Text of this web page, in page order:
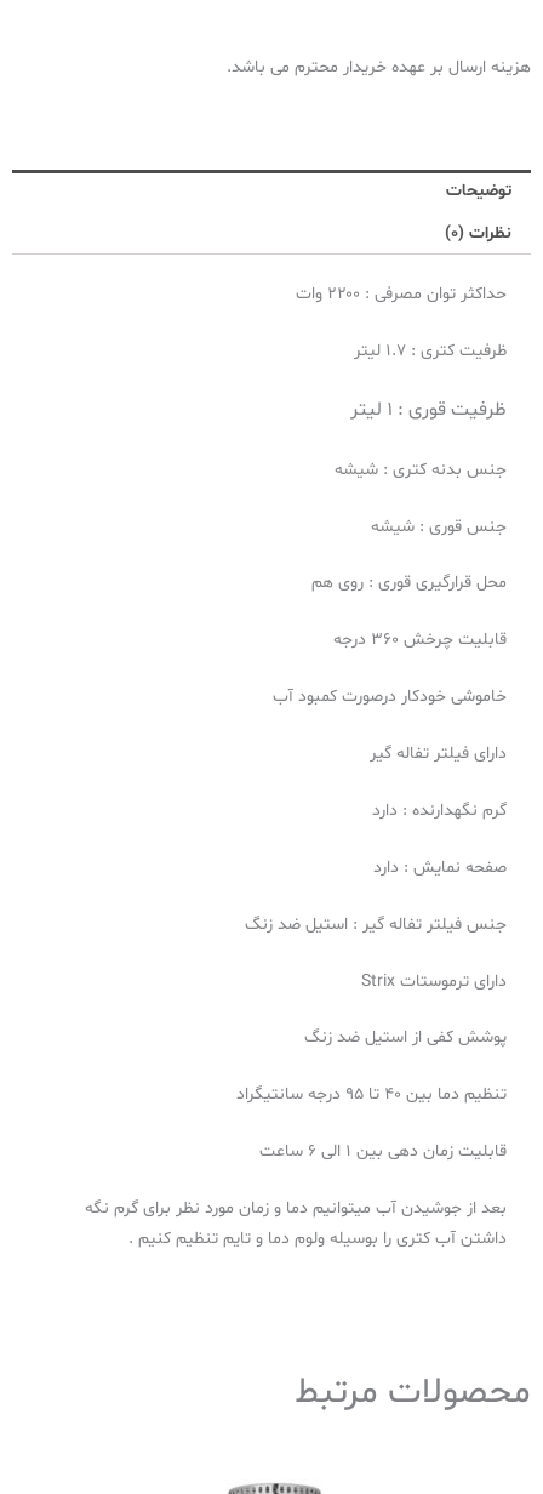
هزینه ارسال بر عهده خریدار محترم می باشد.
توضیحات
نظرات (0)
حداکثر توان مصرفی : ۲۲۰۰ وات
ظرفیت کتری : ۱.۷ لیتر
ظرفیت قوری : 1 لیتر
جنس بدنه‌ کتری : شیشه
جنس قوری : شیشه
محل قرارگیری قوری : روی هم
قابلیت چرخش 360 درجه
خاموشی خودکار درصورت کمبود آب
دارای فیلتر تفاله گیر
گرم نگهدارنده : دارد
صفحه نمایش : دارد
جنس فیلتر تفاله گیر : استیل ضد زنگ
دارای ترموستات Strix
پوشش کفی از استیل ضد زنگ
تنظیم دما بین ۴۰ تا ۹۵ درجه سانتیگراد
قابلیت زمان دهی بین ۱ الی ۶ ساعت
بعد از جوشیدن آب میتوانیم دما و زمان مورد نظر برای گرم نگه
داشتن آب کتری را بوسیله ولوم دما و تایم تنظیم کنیم .
محصولات مرتبط